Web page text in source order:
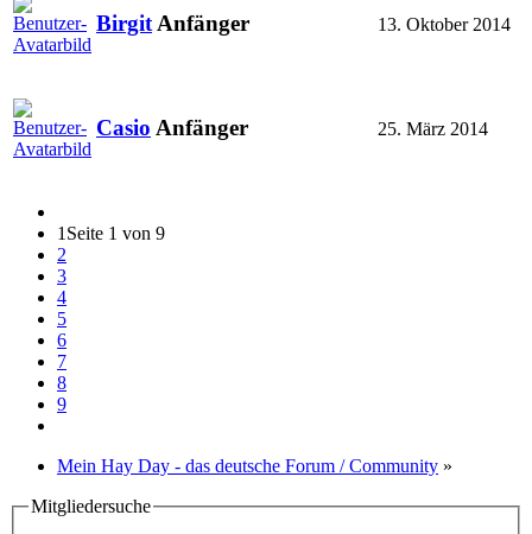
BirgitAnfänger 13. Oktober 2014
Casio Anfänger 25. März 2014
1 Seite 1 von 9
2
3
4
5
6
7
8
9
Mein Hay Day - das deutsche Forum / Community »
Mitgliedersuche